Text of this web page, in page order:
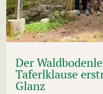
Der
Taferlklause
Glanz